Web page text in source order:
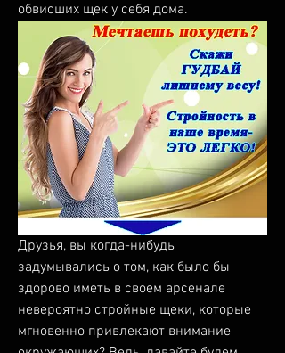
обвисших щек у себя дома.
Друзья, вы когда-нибудь
задумывались о том, как было бы
здорово иметь в своем арсенале
невероятно стройные щеки, которые
мгновенно привлекают внимание